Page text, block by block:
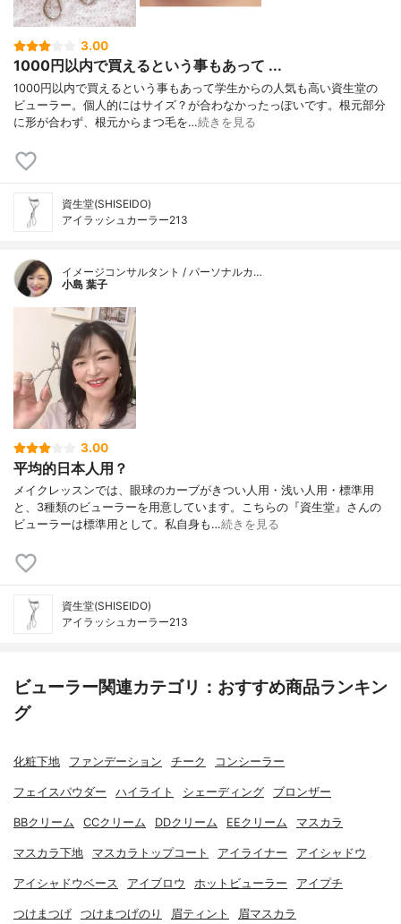
3.00
1000円以内で買えるという事もあって ...
1000円以内で買えるという事もあって学生からの人気も高い資生堂の
ビューラー。個人的にはサイズ？が合わなかったっぽいです。根元部分
に形が合わず、根元からまつ毛を…続きを見る
資生堂(SHISEIDO)
アイラッシュカーラー213
イメージコンサルタント / パーソナルカ…
小島 葉子
3.00
平均的日本人用？
メイクレッスンでは、眼球のカーブがきつい人用・浅い人用・標準用
と、3種類のビューラーを用意しています。こちらの『資生堂』さんの
ビューラーは標準用として。私自身も…続きを見る
資生堂(SHISEIDO)
アイラッシュカーラー213
ビューラー関連カテゴリ：おすすめ商品ランキン
グ
化粧下地 ファンデーション チーク コンシーラー
フェイスパウダー ハイライト シェーディング ブロンザー
BBクリーム CCクリーム DDクリーム EEクリーム マスカラ
マスカラ下地 マスカラトップコート アイライナー アイシャドウ
アイシャドウベース アイブロウ ホットビューラー アイプチ
つけまつげ つけまつげのり 眉ティント 眉マスカラ